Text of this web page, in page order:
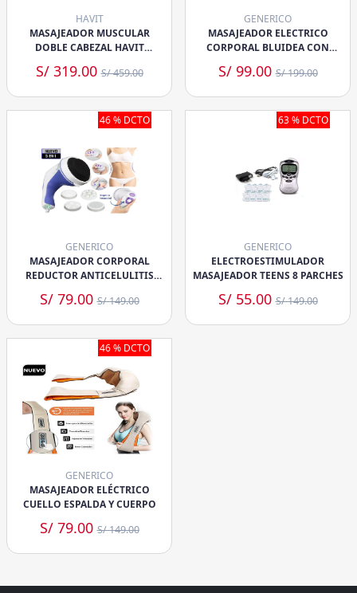
HAVIT
MASAJEADOR MUSCULAR
DOBLE CABEZAL HAVIT
S/ 319.00S/ 459.00
GENERICO
MASAJEADOR ELECTRICO
CORPORAL BLUIDEA CON
S/ 99.00S/ 199.00
46 % DCTO
GENERICO
MASAJEADOR CORPORAL
REDUCTOR ANTICELULITIS
S/ 79.00S/ 149.00
63 % DCTO
GENERICO
ELECTROESTIMULADOR
MASAJEADOR TEENS 8 PARCHES
S/ 55.00S/ 149.00
46 % DCTO
GENERICO
MASAJEADOR ELÉCTRICO
CUELLO ESPALDA Y CUERPO
S/ 79.00S/ 149.00